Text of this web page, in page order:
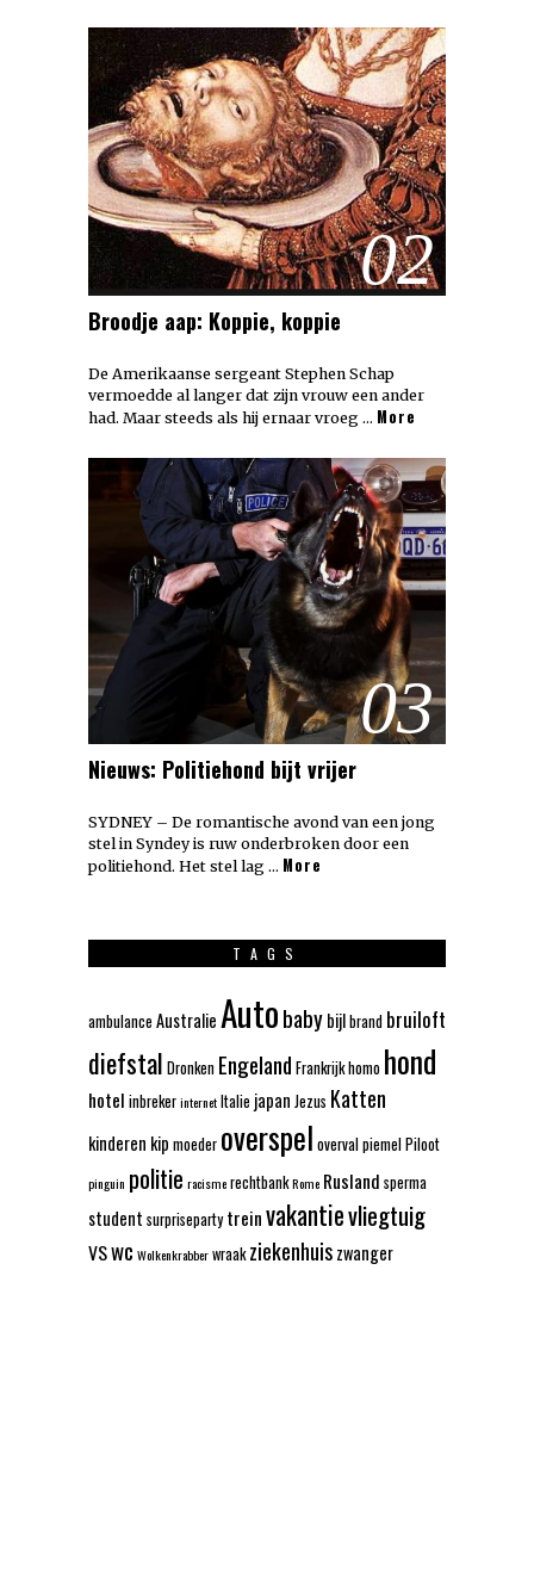
02
Broodje aap: Koppie, koppie
De Amerikaanse sergeant Stephen Schap
vermoedde al langer dat zijn vrouw een ander
had. Maar steeds als hij ernaar vroeg … More
03
Nieuws: Politiehond bijt vrijer
SYDNEY – De romantische avond van een jong
stel in Syndey is ruw onderbroken door een
politiehond. Het stel lag … More
TAGS
ambulance AustralieAutobabybijlbrand bruiloft
diefstal Dronken Engeland Frankrijkhomo hond
hotel inbrekerinternetItalie japan Jezus Katten
kinderen kip moeder overspel overvalpiemelPiloot
pinguin politie racismerechtbankRome Rusland sperma
student surpriseparty treinvakantievliegtuig
VSwc Wolkenkrabberwraak ziekenhuiszwanger